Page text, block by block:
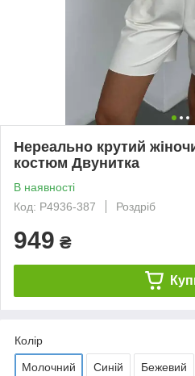
Нереально крутий
костюм Двунитка
В наявності
Код: Р4936-387
Роздріб
949 ₴
Колір
Молочний Синій Бежевий